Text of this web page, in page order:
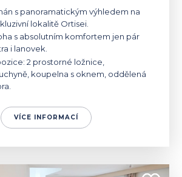
s panoramatickým výhledem na
lokalitě Ortisei.
s absolutním komfortem jen pár
i lanovek.
2 prostorné ložnice,
koupelna s oknem, oddělená
VÍCE INFORMACÍ